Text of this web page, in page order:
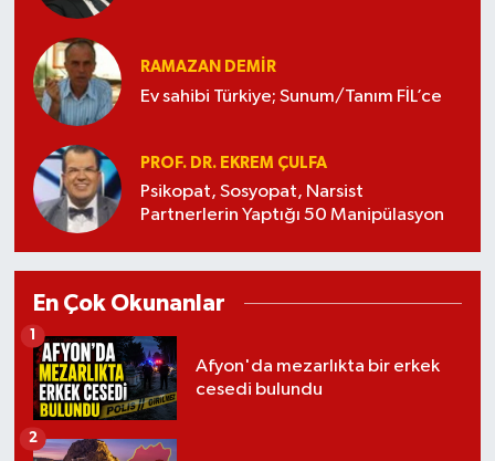
RAMAZAN DEMİR
Ev sahibi Türkiye; Sunum/Tanım FİL’ce
PROF. DR. EKREM ÇULFA
Psikopat, Sosyopat, Narsist
Partnerlerin Yaptığı 50 Manipülasyon
En Çok Okunanlar
Afyon'da mezarlıkta bir erkek
cesedi bulundu
1
2